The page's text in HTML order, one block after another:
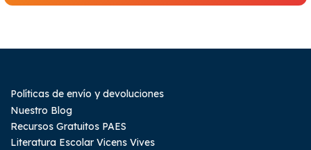
Políticas de envío y devoluciones
Nuestro Blog
Recursos Gratuitos PAES
Literatura Escolar Vicens Vives